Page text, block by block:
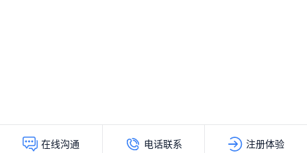
在线沟通 电话联系 注册体验